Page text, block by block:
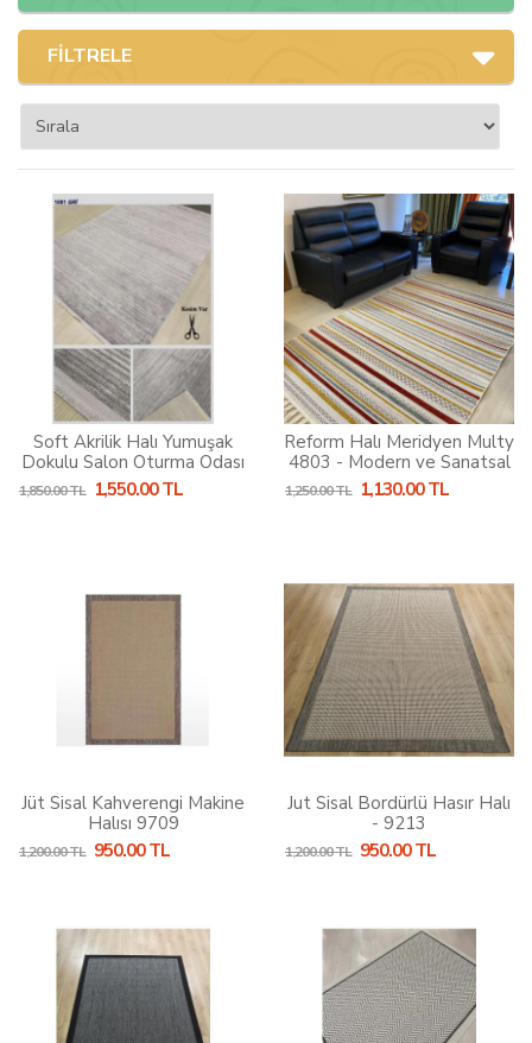
FİLTRELE
Soft Akrilik Halı Yumuşak
Dokulu Salon Oturma Odası
Yatak Odası Halısı
1,850.00 TL 1,550.00 TL
Reform Halı Meridyen Multy
4803 - Modern ve Sanatsal
Dokunuş
1,250.00 TL 1,130.00 TL
Jüt Sisal Kahverengi Makine
Halısı 9709
1,200.00 TL 950.00 TL
Jut Sisal Bordürlü Hasır Halı
- 9213
1,200.00 TL 950.00 TL